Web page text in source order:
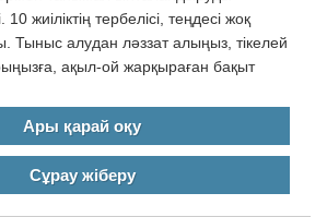
жиіліктің тербелісі, теңдесі жоқ
Тыныс алудан ләззат алыңыз, тікелей
ақыл-ой жарқыраған бақыт
Ары қарай оқу
Сұрау жіберу